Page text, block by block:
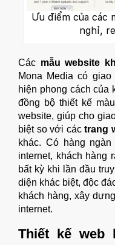
Ưu điểm của các
nghỉ,
Các mẫu website
Mona Media có
hiện phong cách của
đồng bộ thiết kế
website, giúp cho
biệt so với các trang
khác. Có hàng
internet, khách hàng
bất kỳ khi lần đầu
diện khác biệt, độc
khách hàng, xây
internet.
Thiết kế web